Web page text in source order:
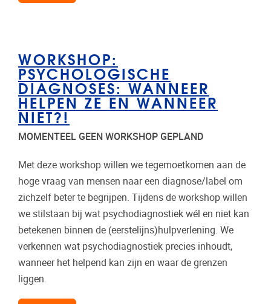
WORKSHOP:
PSYCHOLOGISCHE
DIAGNOSES: WANNEER
HELPEN ZE EN WANNEER
NIET?!
MOMENTEEL GEEN WORKSHOP GEPLAND
Met deze workshop willen we tegemoetkomen aan de
hoge vraag van mensen naar een diagnose/label om
zichzelf beter te begrijpen. Tijdens de workshop willen
we stilstaan bij wat psychodiagnostiek wél en niet kan
betekenen binnen de (eerstelijns)hulpverlening. We
verkennen wat psychodiagnostiek precies inhoudt,
wanneer het helpend kan zijn en waar de grenzen
liggen.